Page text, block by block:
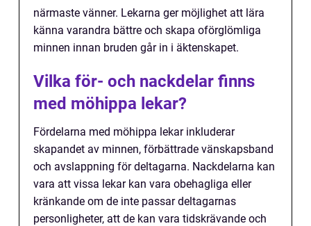
närmaste vänner. Lekarna ger möjlighet att lära
känna varandra bättre och skapa oförglömliga
minnen innan bruden går in i äktenskapet.
Vilka för- och nackdelar finns
med möhippa lekar?
Fördelarna med möhippa lekar inkluderar
skapandet av minnen, förbättrade vänskapsband
och avslappning för deltagarna. Nackdelarna kan
vara att vissa lekar kan vara obehagliga eller
kränkande om de inte passar deltagarnas
personligheter, att de kan vara tidskrävande och